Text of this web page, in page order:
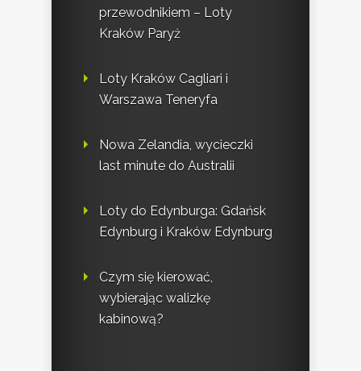
przewodnikiem – Loty
Kraków Paryż
Loty Kraków Cagliari i
Warszawa Teneryfa
Nowa Zelandia, wycieczki
last minute do Australii
Loty do Edynburga: Gdańsk
Edynburg i Kraków Edynburg
Czym się kierować,
wybierając walizkę
kabinową?